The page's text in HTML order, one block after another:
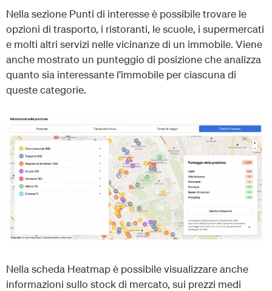
Nella sezione Punti di interesse è possibile trovare le
opzioni di trasporto, i ristoranti, le scuole, i supermercati
e molti altri servizi nelle vicinanze di un immobile. Viene
anche mostrato un punteggio di posizione che analizza
quanto sia interessante l’immobile per ciascuna di
queste categorie.
Nella scheda Heatmap è possibile visualizzare anche
informazioni sullo stock di mercato, sui prezzi medi